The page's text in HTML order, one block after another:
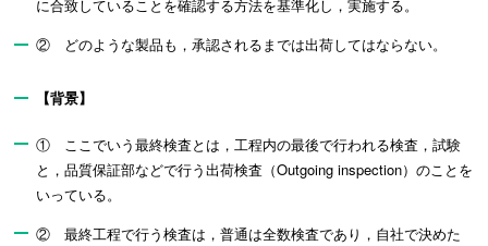
に合致していることを確認する方法を基準化し，実施する。
② どのような製品も，承認されるまでは出荷してはならない。
【背景】
① ここでいう最終検査とは，工程内の最後で行われる検査，試験
と，品質保証部などで行う出荷検査（Outgoing inspection）のことを
いっている。
② 最終工程で行う検査は，普通は全数検査であり，自社で決めた